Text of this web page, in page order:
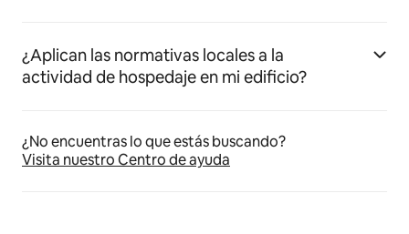
¿Aplican las normativas locales a la
actividad de hospedaje en mi edificio?
¿No encuentras lo que estás buscando?
Visita nuestro Centro de ayuda